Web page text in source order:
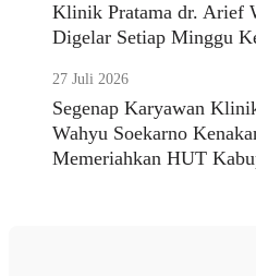
Klinik Pratama dr. Arief
Digelar Setiap Minggu
27 Juli 2026
Segenap Karyawan
Wahyu Soekarno
Memeriahkan HUT